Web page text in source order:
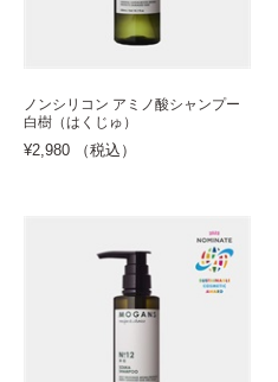
ノンシリコン アミノ酸シャンプー
白樹（はくじゅ）
¥2,980 （税込）